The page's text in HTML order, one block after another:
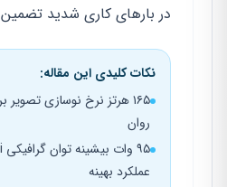
در بارهای کاری شدید
نکات کلیدی این مقاله:
۱۶۵ هرتز نرخ نوسازی
روان
عملکرد بهینه